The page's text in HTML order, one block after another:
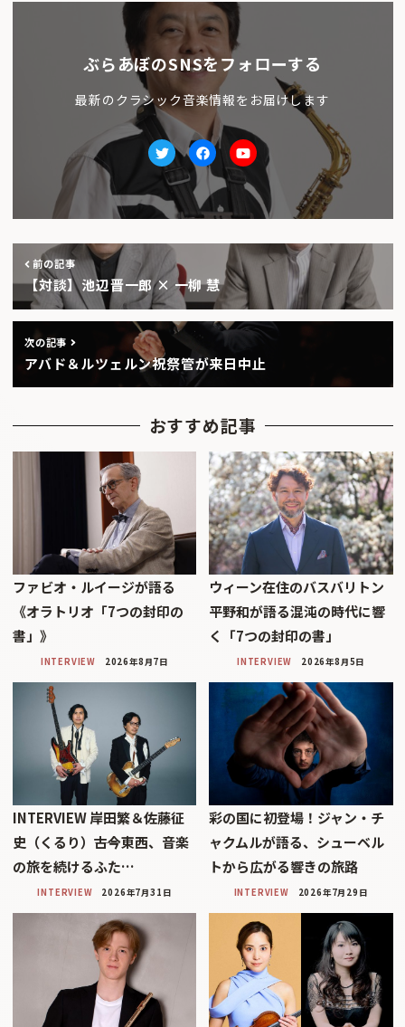
ぶらあぼのSNSをフォローする
最新のクラシック音楽情報をお届けします
TwitterfacebookYoutube
前の記事
【対談】池辺晋一郎 × 一柳 慧
次の記事
アバド＆ルツェルン祝祭管が来日中止
おすすめ記事
ファビオ・ルイージが語る
《オラトリオ「7つの封印の
書」》
INTERVIEW 2026年8月7日
ウィーン在住のバスバリトン
平野和が語る混沌の時代に響
く「7つの封印の書」
INTERVIEW 2026年8月5日
INTERVIEW 岸田繁＆佐藤征
史（くるり）――古今東西、音楽
の旅を続けるふた…
INTERVIEW 2026年7月31日
彩の国に初登場！ジャン・チ
ャクムルが語る、シューベル
トから広がる響きの旅路
INTERVIEW 2026年7月29日